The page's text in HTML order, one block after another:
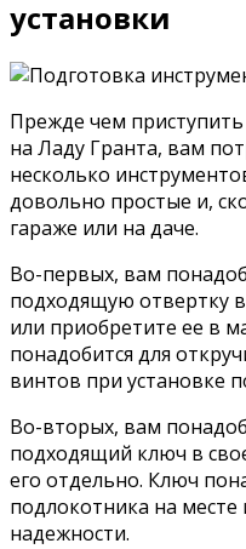
установки
Прежде чем
на Ладу Гранта, вам
несколько
довольно простые и,
гараже или на даче.
Во-первых, вам
подходящую отвертку
или приобретите ее в
понадобится для
винтов при установке
Во-вторых, вам
подходящий ключ в
его отдельно. Ключ
подлокотника на месте
надежности.